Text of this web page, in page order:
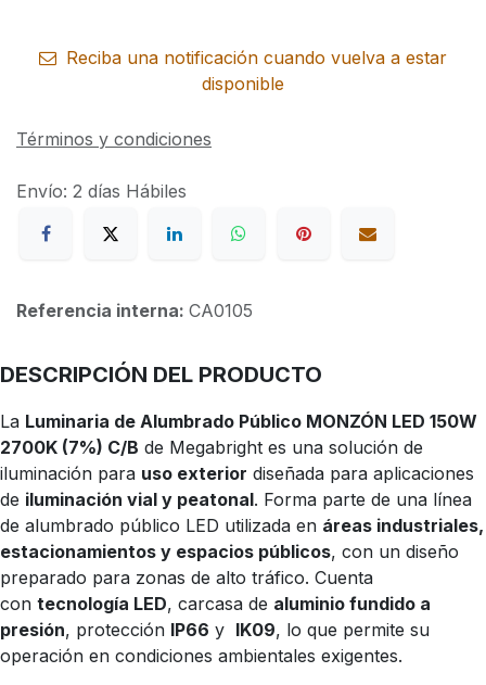
Reciba una notificación cuando vuelva a estar
disponible
Términos y condiciones
Envío: 2 días Hábiles
Referencia interna: CA0105
DESCRIPCIÓN DEL PRODUCTO
La Luminaria de Alumbrado Público MONZÓN LED 150W
2700K (7%) C/B de Megabright es una solución de
iluminación para uso exterior diseñada para aplicaciones
de iluminación vial y peatonal. Forma parte de una línea
de alumbrado público LED utilizada en áreas industriales,
estacionamientos y espacios públicos, con un diseño
preparado para zonas de alto tráfico. Cuenta
con tecnología LED, carcasa de aluminio fundido a
presión, protección IP66 y IK09, lo que permite su
operación en condiciones ambientales exigentes.